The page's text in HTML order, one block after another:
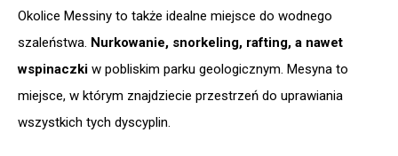
Okolice Messiny to także idealne miejsce do wodnego
szaleństwa. Nurkowanie, snorkeling, rafting, a nawet
wspinaczki w pobliskim parku geologicznym. Mesyna to
miejsce, w którym znajdziecie przestrzeń do uprawiania
wszystkich tych dyscyplin.